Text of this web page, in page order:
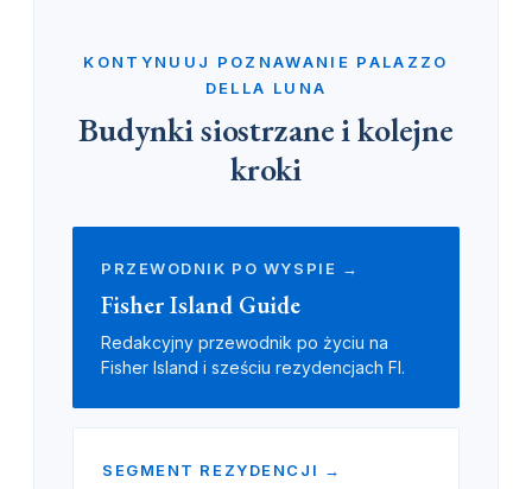
KONTYNUUJ POZNAWANIE PALAZZO
DELLA LUNA
Budynki siostrzane i kolejne
kroki
PRZEWODNIK PO WYSPIE →
Fisher Island Guide
Redakcyjny przewodnik po życiu na
Fisher Island i sześciu rezydencjach FI.
SEGMENT REZYDENCJI →